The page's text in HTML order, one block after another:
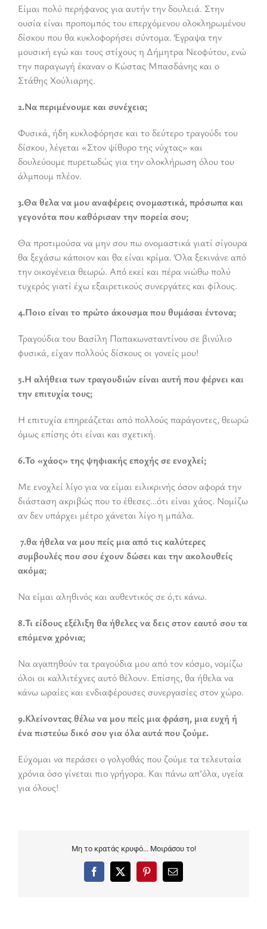
Είμαι πολύ περήφανος για αυτήν την δουλειά. Στην
ουσία είναι προπομπός του επερχόμενου ολοκληρωμένου
δίσκου που θα κυκλοφορήσει σύντομα. Έγραψα την
μουσική εγώ και τους στίχους η Δήμητρα Νεοφύτου, ενώ
την παραγωγή έκαναν ο Κώστας Μπασδάνης και ο
Στάθης Χούλιαρης.
2.Να περιμένουμε και συνέχεια;
Φυσικά, ήδη κυκλοφόρησε και το δεύτερο τραγούδι του
δίσκου, λέγεται «Στον ψίθυρο της νύχτας» και
δουλεύουμε πυρετωδώς για την ολοκλήρωση όλου του
άλμπουμ πλέον.
3.Θα θελα να μου αναφέρεις ονομαστικά, πρόσωπα και
γεγονότα που καθόρισαν την πορεία σoυ;
Θα προτιμούσα να μην σου πω ονομαστικά γιατί σίγουρα
θα ξεχάσω κάποιον και θα είναι κρίμα. Όλα ξεκινάνε από
την οικογένεια θεωρώ. Από εκεί και πέρα νιώθω πολύ
τυχερός γιατί έχω εξαιρετικούς συνεργάτες και φίλους.
4.Ποιο είναι το πρώτο άκουσμα που θυμάσαι έντονα;
Τραγούδια του Βασίλη Παπακωνσταντίνου σε βινύλιο
φυσικά, είχαν πολλούς δίσκους οι γονείς μου!
5.Η αλήθεια των τραγουδιών είναι αυτή που φέρνει και
την επιτυχία τους;
Η επιτυχία επηρεάζεται από πολλούς παράγοντες, θεωρώ
όμως επίσης ότι είναι και σχετική.
6.Το «χάος» της ψηφιακής εποχής σε ενοχλεί;
Με ενοχλεί λίγο για να είμαι ειλικρινής όσον αφορά την
διάσταση ακριβώς που το έθεσες…ότι είναι χάος. Νομίζω
αν δεν υπάρχει μέτρο χάνεται λίγο η μπάλα.
7.θα ήθελα να μου πείς μια από τις καλύτερες
συμβουλές που σου έχουν δώσει και την ακολουθείς
ακόμα;
Να είμαι αληθινός και αυθεντικός σε ό,τι κάνω.
8.Τι είδους εξέλιξη θα ήθελες να δεις στον εαυτό σου τα
επόμενα χρόνια;
Να αγαπηθούν τα τραγούδια μου από τον κόσμο, νομίζω
όλοι οι καλλιτέχνες αυτό θέλουν. Επίσης, θα ήθελα να
κάνω ωραίες και ενδιαφέρουσες συνεργασίες στον χώρο.
9.Κλείνοντας θέλω να μου πείς μια φράση, μια ευχή ή
ένα πιστεύω δικό σου για όλα αυτά που ζούμε.
Εύχομαι να περάσει ο γολγοθάς που ζούμε τα τελευταία
χρόνια όσο γίνεται πιο γρήγορα. Και πάνω απ’όλα, υγεία
για όλους!
Μη το κρατάς κρυφό... Μοιράσου το!
Facebook
X PinterestEmail